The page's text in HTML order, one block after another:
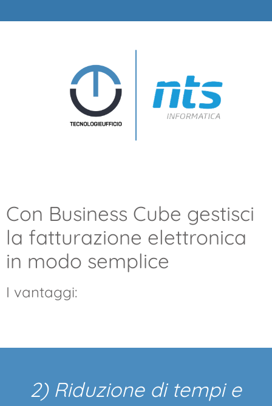
Con Business Cube gestisci
la fatturazione elettronica
in modo semplice
I vantaggi:
2) Riduzione di tempi e